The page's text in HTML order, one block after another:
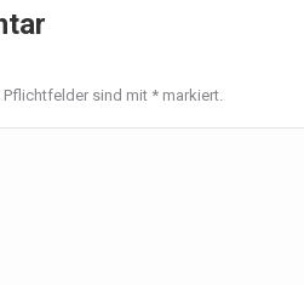
Pflichtfelder sind mit * markiert.